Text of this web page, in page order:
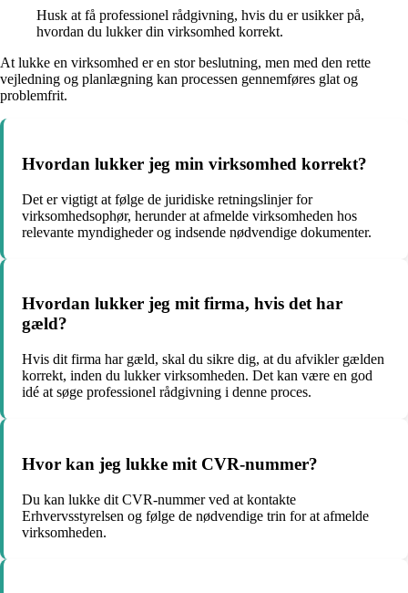
Husk at få professionel rådgivning, hvis du er usikker på,
hvordan du lukker din virksomhed korrekt.
At lukke en virksomhed er en stor beslutning, men med den rette
vejledning og planlægning kan processen gennemføres glat og
problemfrit.
Hvordan lukker jeg min virksomhed korrekt?
Det er vigtigt at følge de juridiske retningslinjer for
virksomhedsophør, herunder at afmelde virksomheden hos
relevante myndigheder og indsende nødvendige dokumenter.
Hvordan lukker jeg mit firma, hvis det har
gæld?
Hvis dit firma har gæld, skal du sikre dig, at du afvikler gælden
korrekt, inden du lukker virksomheden. Det kan være en god
idé at søge professionel rådgivning i denne proces.
Hvor kan jeg lukke mit CVR-nummer?
Du kan lukke dit CVR-nummer ved at kontakte
Erhvervsstyrelsen og følge de nødvendige trin for at afmelde
virksomheden.